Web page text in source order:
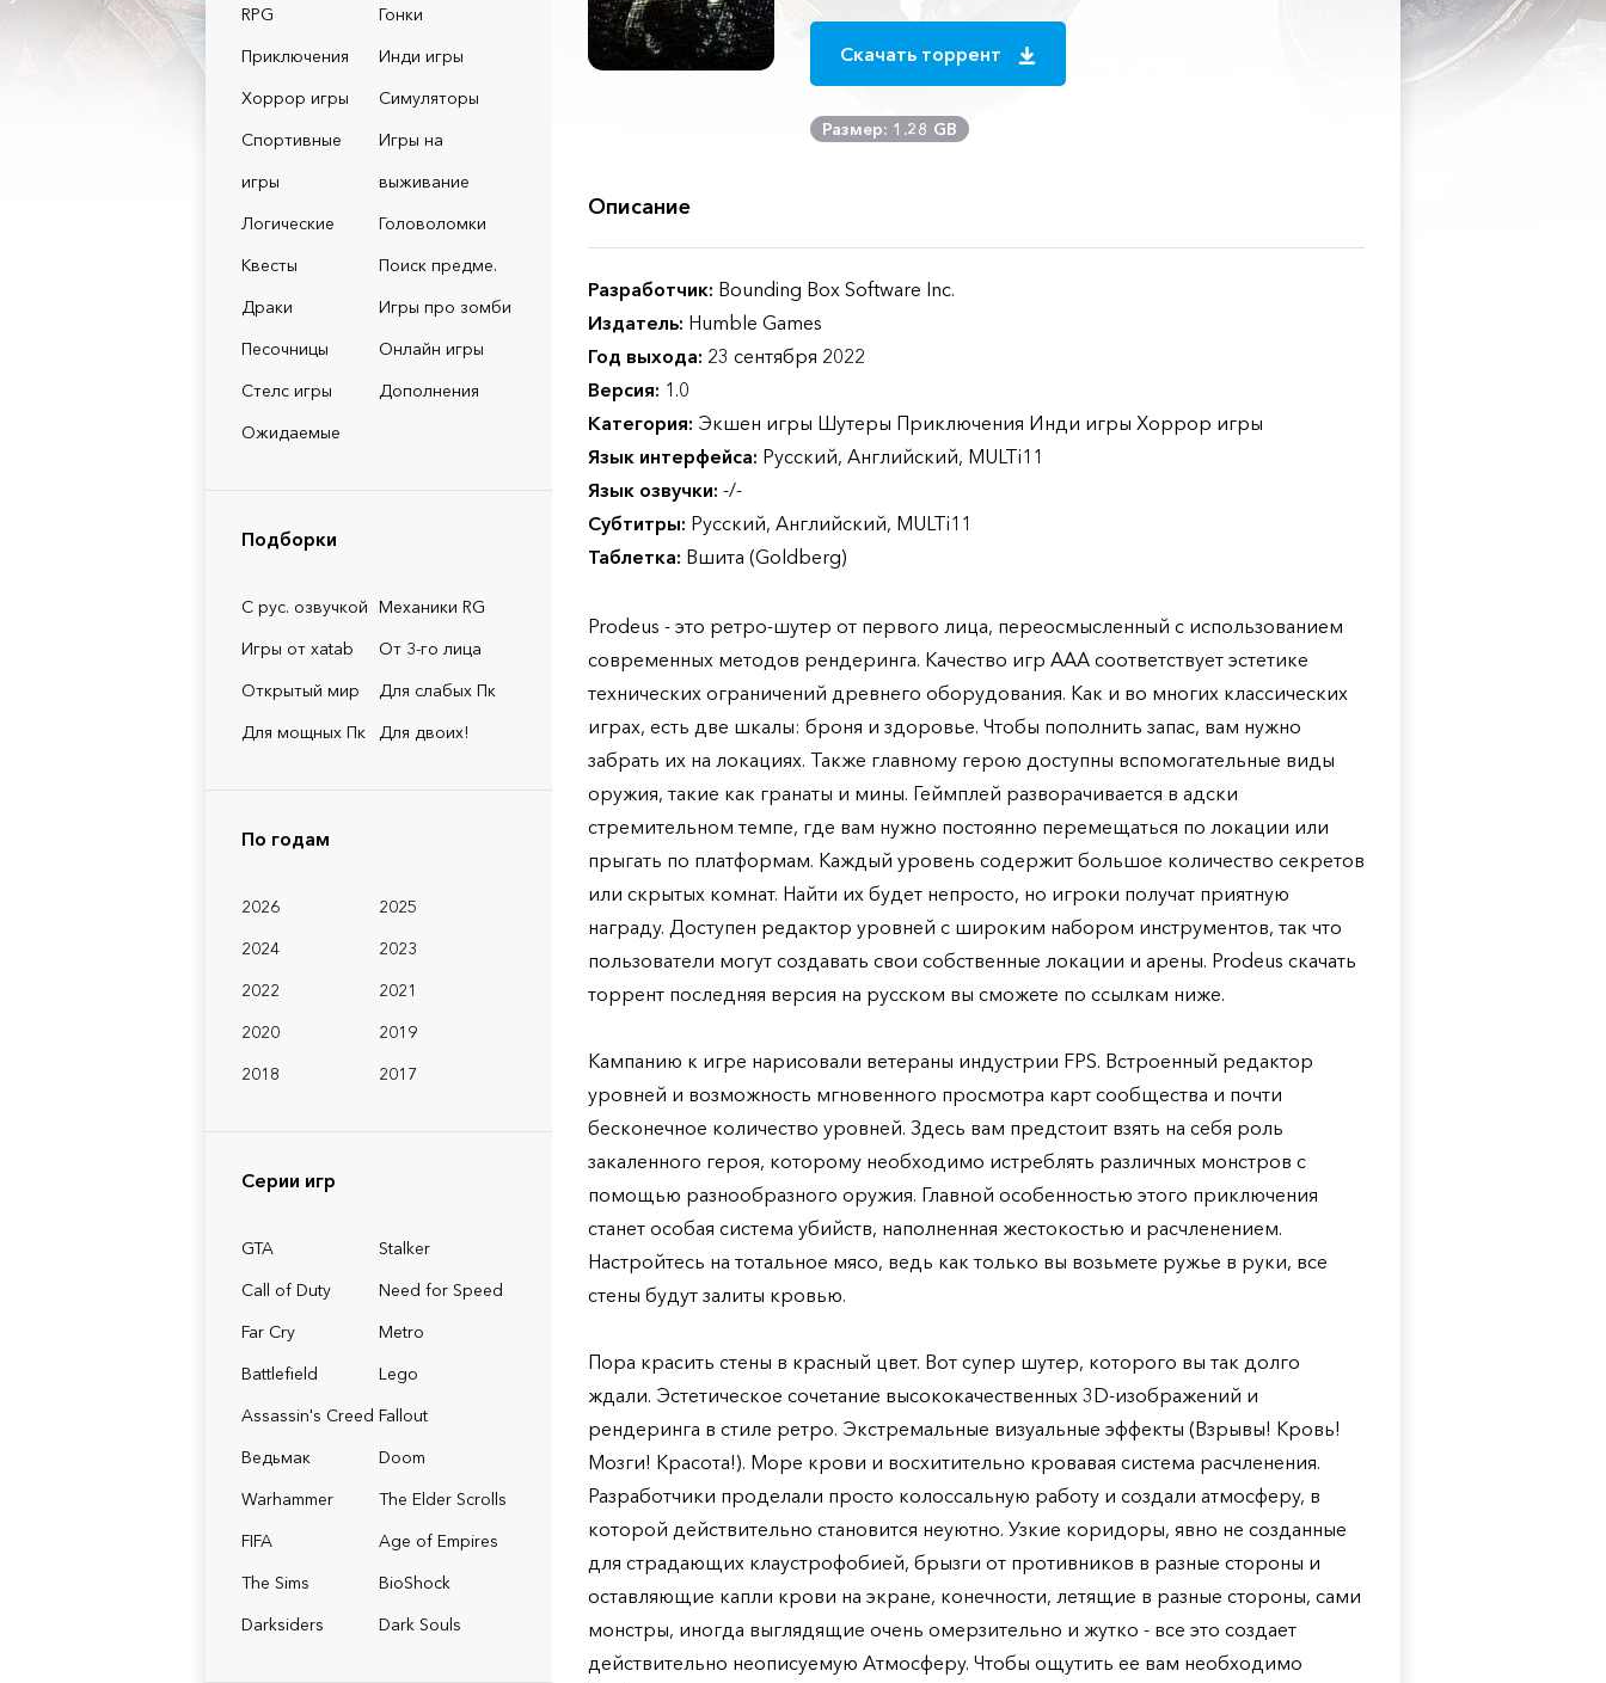
RPG
Гонки
Приключения
Инди игры
Хоррор игры
Симуляторы
Спортивные
игры
Игры на
выживание
Логические
Головоломки
Квесты
Поиск предме.
Драки
Игры про зомби
Песочницы
Онлайн игры
Стелс игры
Дополнения
Ожидаемые
Подборки
С рус. озвучкой Механики RG
Игры от xatab
От 3-го лица
Открытый мир
Для слабых Пк
Для мощных Пк
Для двоих!
По годам
2026
2025
2024
2023
2022
2021
2020
2019
2018
2017
Серии игр
GTA
Stalker
Call of Duty
Need for Speed
Far Cry
Metro
Battlefield
Lego
Assassin's Creed Fallout
Ведьмак
Doom
Warhammer
The Elder Scrolls
FIFA
Age of Empires
The Sims
BioShock
Darksiders
Dark Souls
Скачать торрент
Размер: 1.28 GB
Описание
Разработчик: Bounding Box Software Inc.
Издатель: Humble Games
Год выхода: 23 сентября 2022
Версия: 1.0
Категория: Экшен игры Шутеры Приключения Инди игры Хоррор игры
Язык интерфейса: Русский, Английский, MULTi11
Язык озвучки: -/-
Субтитры: Русский, Английский, MULTi11
Таблетка: Вшита (Goldberg)
Prodeus - это ретро-шутер от первого лица, переосмысленный с использованием
современных методов рендеринга. Качество игр AAA соответствует эстетике
технических ограничений древнего оборудования. Как и во многих классических
играх, есть две шкалы: броня и здоровье. Чтобы пополнить запас, вам нужно
забрать их на локациях. Также главному герою доступны вспомогательные виды
оружия, такие как гранаты и мины. Геймплей разворачивается в адски
стремительном темпе, где вам нужно постоянно перемещаться по локации или
прыгать по платформам. Каждый уровень содержит большое количество секретов
или скрытых комнат. Найти их будет непросто, но игроки получат приятную
награду. Доступен редактор уровней с широким набором инструментов, так что
пользователи могут создавать свои собственные локации и арены. Prodeus скачать
торрент последняя версия на русском вы сможете по ссылкам ниже.
Кампанию к игре нарисовали ветераны индустрии FPS. Встроенный редактор
уровней и возможность мгновенного просмотра карт сообщества и почти
бесконечное количество уровней. Здесь вам предстоит взять на себя роль
закаленного героя, которому необходимо истреблять различных монстров с
помощью разнообразного оружия. Главной особенностью этого приключения
станет особая система убийств, наполненная жестокостью и расчленением.
Настройтесь на тотальное мясо, ведь как только вы возьмете ружье в руки, все
стены будут залиты кровью.
Пора красить стены в красный цвет. Вот супер шутер, которого вы так долго
ждали. Эстетическое сочетание высококачественных 3D-изображений и
рендеринга в стиле ретро. Экстремальные визуальные эффекты (Взрывы! Кровь!
Мозги! Красота!). Море крови и восхитительно кровавая система расчленения.
Разработчики проделали просто колоссальную работу и создали атмосферу, в
которой действительно становится неуютно. Узкие коридоры, явно не созданные
для страдающих клаустрофобией, брызги от противников в разные стороны и
оставляющие капли крови на экране, конечности, летящие в разные стороны, сами
монстры, иногда выглядящие очень омерзительно и жутко - все это создает
действительно неописуемую Атмосферу. Чтобы ощутить ее вам необходимо